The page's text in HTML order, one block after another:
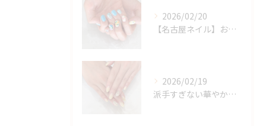
2026/02/20
【名古屋ネイル】お持ち込みニュアンスアート×春フラワーデザイン
2026/02/19
派手すぎない華やかさ◎上品イエローネイル特集